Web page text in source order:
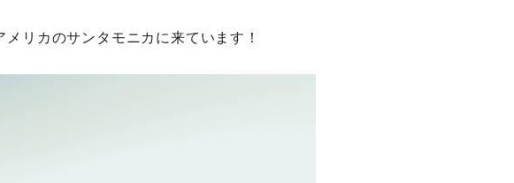
メリカのサンタモニカに来ています！